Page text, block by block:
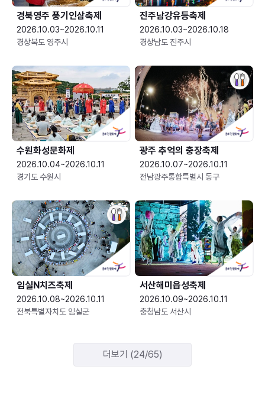
경북영주 풍기인삼축제
2026.10.03~2026.10.11
경상북도 영주시
진주남강유등축제
2026.10.03~2026.10.18
경상남도 진주시
수원화성문화제
2026.10.04~2026.10.11
경기도 수원시
광주 추억의 충장축제
2026.10.07~2026.10.11
전남광주통합특별시 동구
임실N치즈축제
2026.10.08~2026.10.11
전북특별자치도 임실군
서산해미읍성축제
2026.10.09~2026.10.11
충청남도 서산시
더보기 (24/65)